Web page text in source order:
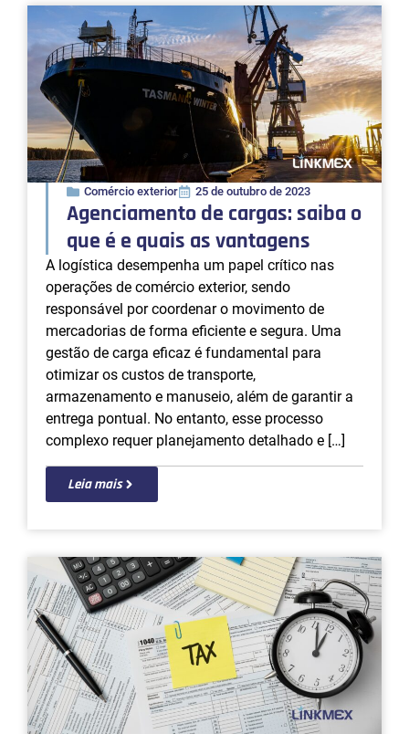
Comércio exterior 25 de outubro de 2023
Agenciamento de cargas: saiba o
que é e quais as vantagens
A logística desempenha um papel crítico nas
operações de comércio exterior, sendo
responsável por coordenar o movimento de
mercadorias de forma eficiente e segura. Uma
gestão de carga eficaz é fundamental para
otimizar os custos de transporte,
armazenamento e manuseio, além de garantir a
entrega pontual. No entanto, esse processo
complexo requer planejamento detalhado e […]
Leia mais